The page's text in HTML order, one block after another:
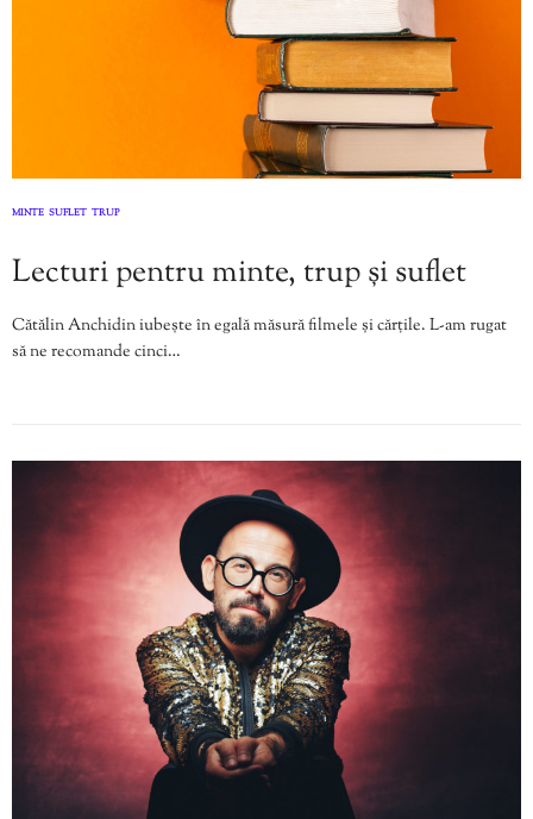
MINTE SUFLET TRUP
Lecturi pentru minte, trup și suflet
Cătălin Anchidin iubește în egală măsură filmele și cărțile. L-am rugat
să ne recomande cinci…